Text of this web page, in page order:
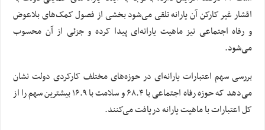
اقشار غیر کارکن آن یارانه تلقی می‌شود بخشی از فصول کمک‌های بلاعوض
و رفاه اجتماعی نیز ماهیت یارانه‌ای پیدا کرده و جزئی از آن محسوب
می‌شود.
بررسی سهم اعتبارات یارانه‌ای در حوزه‌های مختلف کارکردی دولت نشان
می‌دهد که حوزه رفاه اجتماعی با ۶۸.۴ و سلامت با ۱۶.۹ بیشترین سهم را از
کل اعتبارات با ماهیت یارانه دریافت می‌کنند.